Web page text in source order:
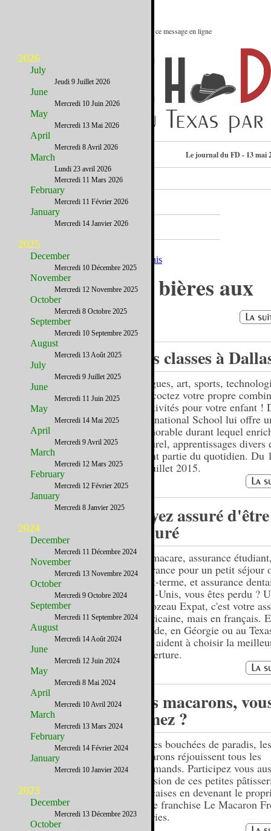
Le meilleur des Etats-Unis : Voir ce message en ligne
Consulter l’annuaire Le journal du FD - 13 mai
A la Une
Un panaché des bières aux
Etats-Unis
Des classes à
Langues, art, sports,
Concoctez votre propre
d’activités pour votre enfant !
International School lui offre
mémorable durant lequel
culturel, apprentissages
feront partie du quotidien. Du
24 juillet 2015.
Soyez assuré
assuré
Obamacare, assurance
assurance pour un petit séjour
court-terme, et assurance
Etats-Unis, vous êtes perdu ?
Marozeau Expat, c'est votre
américaine, mais en français.
Floride, en Géorgie ou au
vous aident à choisir la
couverture.
Les macarons,
aimez ?
Petites bouchées de paradis, les
macarons réjouissent tous les
gourmands. Participez vous
diffusion de ces petites
françaises en devenant le
d’une franchise Le Macaron
Pastries.
2026
July
Jeudi 9 Juillet 2026
June
Mercredi 10 Juin 2026
May
Mercredi 13 Mai 2026
April
Mercredi 8 Avril 2026
March
Lundi 23 avril 2026
Mercredi 11 Mars 2026
February
Mercredi 11 Février 2026
January
Mercredi 14 Janvier 2026
2025
December
Mercredi 10 Décembre 2025
November
Mercredi 12 Novembre 2025
October
Mercredi 8 Octobre 2025
September
Mercredi 10 Septembre 2025
August
Mercredi 13 Août 2025
July
Mercredi 9 Juillet 2025
June
Mercredi 11 Juin 2025
May
Mercredi 14 Mai 2025
April
Mercredi 9 Avril 2025
March
Mercredi 12 Mars 2025
February
Mercredi 12 Février 2025
January
Mercredi 8 Janvier 2025
2024
December
Mercredi 11 Décembre 2024
November
Mercredi 13 Novembre 2024
October
Mercredi 9 Octobre 2024
September
Mercredi 11 Septembre 2024
August
Mercredi 14 Août 2024
June
Mercredi 12 Juin 2024
May
Mercredi 8 Mai 2024
April
Mercredi 10 Avril 2024
March
Mercredi 13 Mars 2024
February
Mercredi 14 Février 2024
January
Mercredi 10 Janvier 2024
2023
December
Mercredi 13 Décembre 2023
October